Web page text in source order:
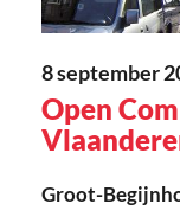
8 september
Open
Groot-